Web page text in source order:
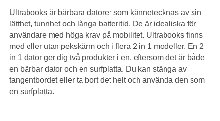
Ultrabooks är bärbara datorer som kännetecknas av sin
lätthet, tunnhet och långa batteritid. De är idealiska för
användare med höga krav på mobilitet. Ultrabooks finns
med eller utan pekskärm och i flera 2 in 1 modeller. En 2
in 1 dator ger dig två produkter i en, eftersom det är både
en bärbar dator och en surfplatta. Du kan stänga av
tangentbordet eller ta bort det helt och använda den som
en surfplatta.